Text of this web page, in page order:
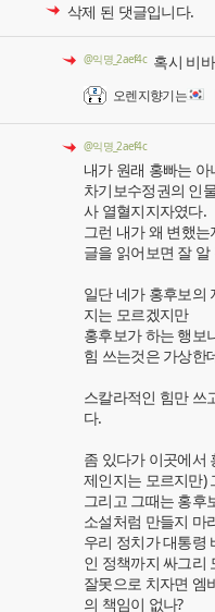
삭제 된 댓글입니다.
@익명_2aef4c 혹시 비
오렌지향기는
@익명_2aef4c
내가 원래 홍빠는
차기보수정권의 인
사 열혈지지자였다.
그런 내가 왜 변했
글을 읽어보면 잘 알
일단 네가 홍후보의
지는 모르겠지만
홍후보가 하는 행보
힘 쓰는것은 가상한
스칼라적인 힘만 쓰
다.
좀 있다가 이곳에서
제인지는 모르지만)
그리고 그때는 홍후
소설처럼 만들지 마
우리 정치가 대통령
인 정책까지 싸그리
잘못으로 치자면 엠
의 책임이 없나?